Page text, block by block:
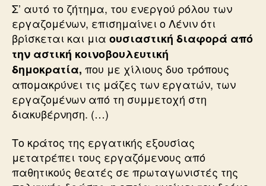
Σ’ αυτό το ζήτημα, του ενεργού ρόλου των
εργαζομένων, επισημαίνει ο Λένιν ότι
βρίσκεται και μια ουσιαστική διαφορά από
την αστική κοινοβουλευτική
δημοκρατία, που με χίλιους δυο τρόπους
απομακρύνει τις μάζες των εργατών, των
εργαζομένων από τη συμμετοχή στη
διακυβέρνηση. (…)
Το κράτος της εργατικής εξουσίας
μετατρέπει τους εργαζόμενους από
παθητικούς θεατές σε πρωταγωνιστές της